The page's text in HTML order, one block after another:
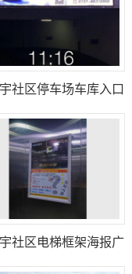
社区停车场车库入口
社区电梯框架海报广